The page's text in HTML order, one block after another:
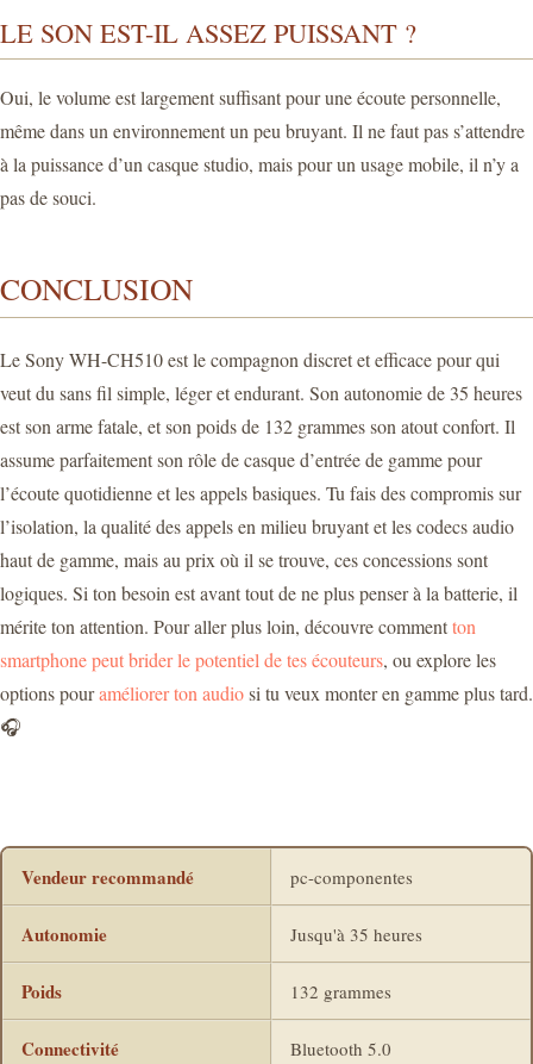
LE SON EST-IL ASSEZ PUISSANT ?
Oui, le volume est largement suffisant pour une écoute personnelle,
même dans un environnement un peu bruyant. Il ne faut pas s’attendre
à la puissance d’un casque studio, mais pour un usage mobile, il n’y a
pas de souci.
CONCLUSION
Le Sony WH-CH510 est le compagnon discret et efficace pour qui
veut du sans fil simple, léger et endurant. Son autonomie de 35 heures
est son arme fatale, et son poids de 132 grammes son atout confort. Il
assume parfaitement son rôle de casque d’entrée de gamme pour
l’écoute quotidienne et les appels basiques. Tu fais des compromis sur
l’isolation, la qualité des appels en milieu bruyant et les codecs audio
haut de gamme, mais au prix où il se trouve, ces concessions sont
logiques. Si ton besoin est avant tout de ne plus penser à la batterie, il
mérite ton attention. Pour aller plus loin, découvre commentton
smartphone peut brider le potentiel de tes écouteurs, ou explore les
options pouraméliorer ton audiosi tu veux monter en gamme plus tard.
🎧
Vendeur recommandé pc-componentes
Autonomie Jusqu'à 35 heures
Poids 132 grammes
Connectivité Bluetooth 5.0